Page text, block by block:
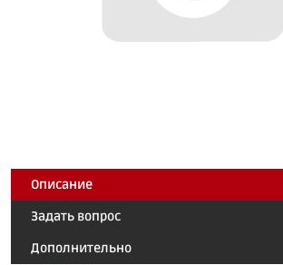
Описание
Задать вопрос
Дополнительно